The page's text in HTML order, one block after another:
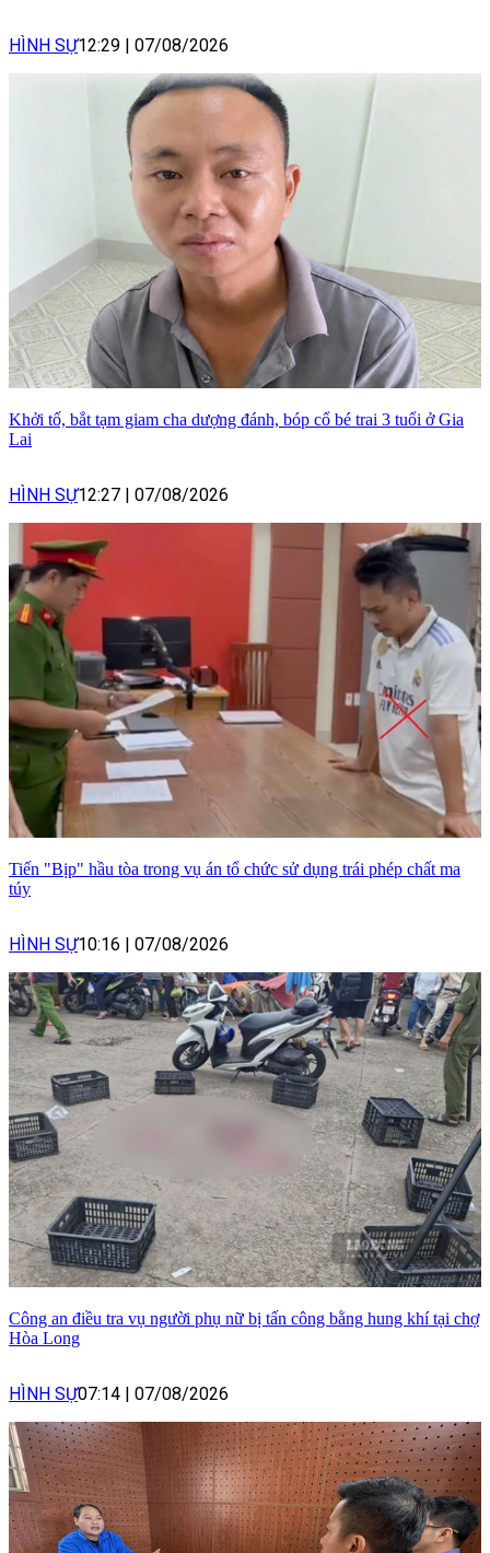
HÌNH SỰ12:29 | 07/08/2026
Khởi tố, bắt tạm giam cha dượng đánh, bóp cổ bé trai 3 tuổi ở Gia
Lai
HÌNH SỰ12:27 | 07/08/2026
Tiến "Bịp" hầu tòa trong vụ án tổ chức sử dụng trái phép chất ma
túy
HÌNH SỰ10:16 | 07/08/2026
Công an điều tra vụ người phụ nữ bị tấn công bằng hung khí tại chợ
Hòa Long
HÌNH SỰ07:14 | 07/08/2026